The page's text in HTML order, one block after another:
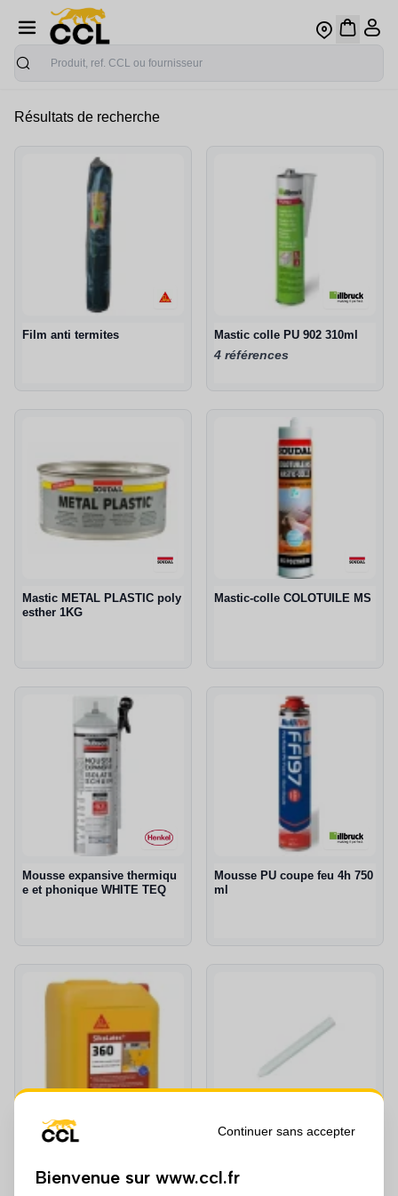
Recherche
Continuer sans accepter
Bienvenue sur www.ccl.fr
Résultats de recherche
Film anti termites Mastic colle PU 902 310ml
4 références
Mastic METAL PLASTIC poly
esther 1KG
Mastic-colle COLOTUILE MS
Mousse expansive thermiqu
e et phonique WHITE TEQ
Mousse PU coupe feu 4h 750
ml
2 références 5 références